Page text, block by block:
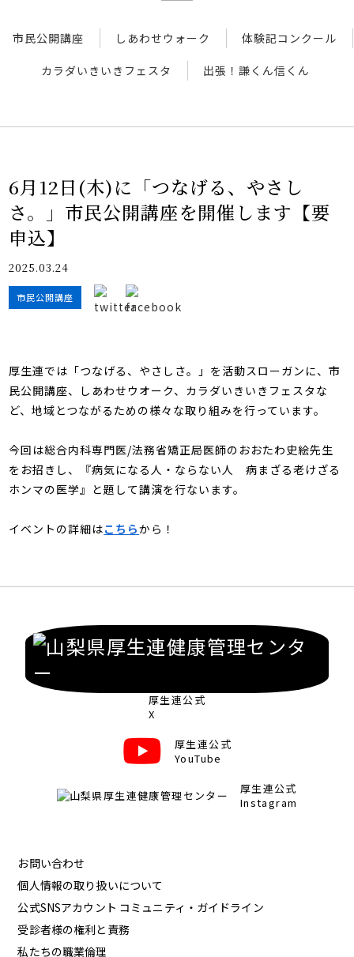
新型コロナウイルス対策
IIDA Well-being Park Project.
市民公開講座 しあわせウォーク 体験記コンクール
カラダいきいきフェスタ 出張！謙くん信くん
6月12日(木)に「つなげる、やさし
さ。」市民公開講座を開催します【要
申込】
2025.03.24
市民公開講座
厚生連では「つなげる、やさしさ。」を活動スローガンに、市
民公開講座、しあわせウオーク、カラダいきいきフェスタな
ど、地域とつながるための様々な取り組みを行っています。
今回は総合内科専門医/法務省矯正局医師のおおたわ史絵先生
をお招きし、『病気になる人・ならない人 病まざる老けざる
ホンマの医学』 と題して講演を行ないます。
イベントの詳細はこちらから！
厚生連公式
X
厚生連公式
YouTube
厚生連公式
Instagram
お問い合わせ
個人情報の取り扱いについて
公式SNSアカウント コミュニティ・ガイドライン
受診者様の権利と責務
私たちの職業倫理